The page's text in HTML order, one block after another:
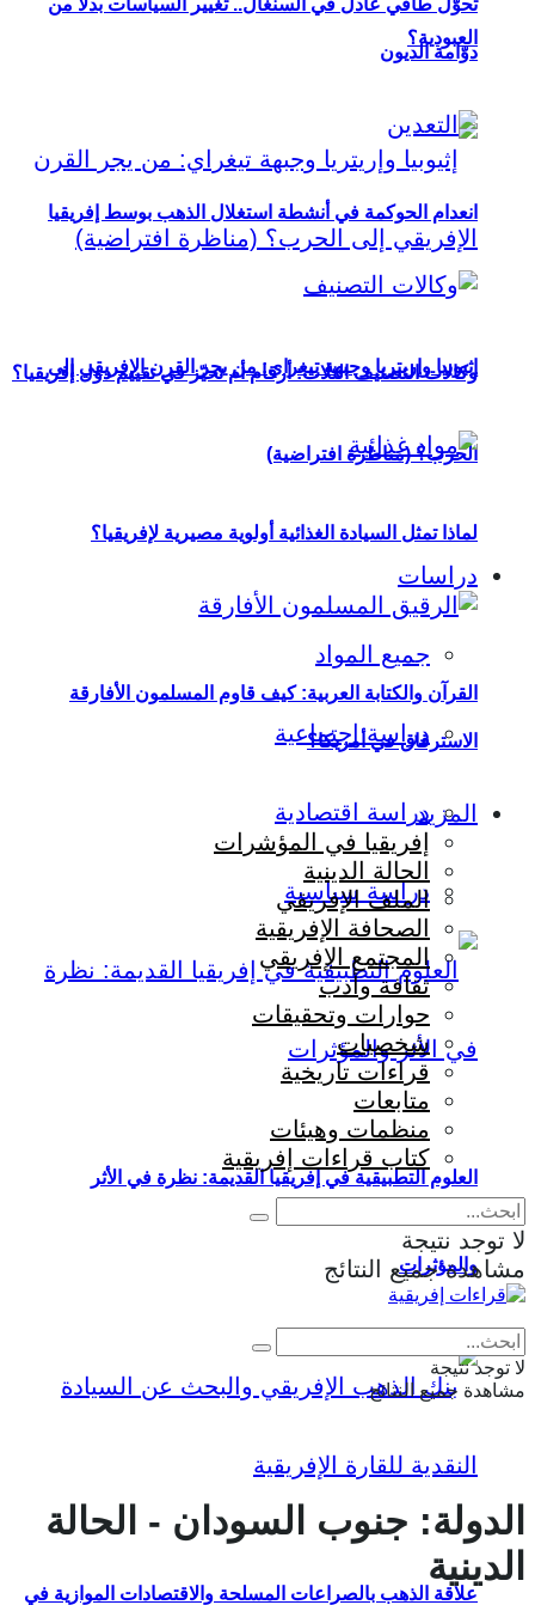
العبودية؟
إثيوبيا وإريتريا وجبهة تيغراي: من يجر القرن الإفريقي إلى
الحرب؟ (مناظرة افتراضية)
دراسات
جميع المواد
دراسة اجتماعية
دراسة اقتصادية
دراسة سياسية
العلوم التطبيقية في إفريقيا القديمة: نظرة في الأثر
والمؤثرات
علاقة الذهب بالصراعات المسلحة والاقتصادات الموازية في
تحوُّل طاقي عادل في السنغال.. تغيير السياسات بدلاً من
دوّامة الديون
انعدام الحوكمة في أنشطة استغلال الذهب بوسط إفريقيا
وكالات التصنيف الثلاث: أرقام أم تحيّز في تقييم دول إفريقيا؟
لماذا تمثل السيادة الغذائية أولوية مصيرية لإفريقيا؟
القرآن والكتابة العربية: كيف قاوم المسلمون الأفارقة
الاسترقاق في أمريكا؟
المزيد
إفريقيا في المؤشرات
الحالة الدينية
الملف الإفريقي
الصحافة الإفريقية
المجتمع الإفريقي
ثقافة وأدب
حوارات وتحقيقات
شخصيات
قراءات تاريخية
متابعات
منظمات وهيئات
كتاب قراءات إفريقية
لا توجد نتيجة
مشاهدة جميع النتائج
لا توجد نتيجة
مشاهدة جميع النتائج
الدولة: جنوب السودان - الحالة
الدينية